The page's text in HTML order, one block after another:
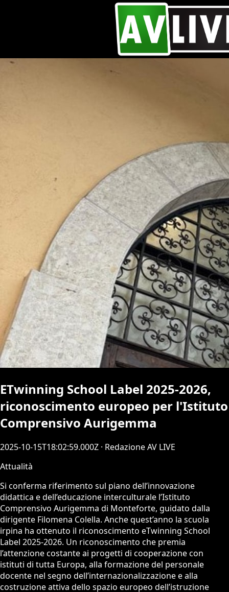
ETwinning School Label 2025-2026,
riconoscimento europeo per l'Istituto
Comprensivo Aurigemma
2025-10-15T18:02:59.000Z · Redazione AV LIVE
Attualità
Si conferma riferimento sul piano dell’innovazione
didattica e dell’educazione interculturale l’Istituto
Comprensivo Aurigemma di Monteforte, guidato dalla
dirigente Filomena Colella. Anche quest’anno la scuola
irpina ha ottenuto il riconoscimento eTwinning School
Label 2025-2026. Un riconoscimento che premia
l’attenzione costante ai progetti di cooperazione con
istituti di tutta Europa, alla formazione del personale
docente nel segno dell’internazionalizzazione e alla
costruzione attiva dello spazio europeo dell’istruzione